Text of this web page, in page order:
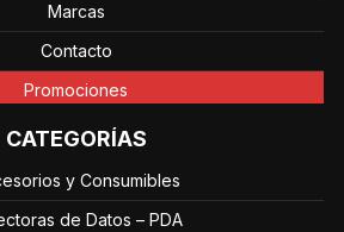
Marcas
Contacto
Promociones
CATEGORÍAS
y Consumibles
de Datos – PDA